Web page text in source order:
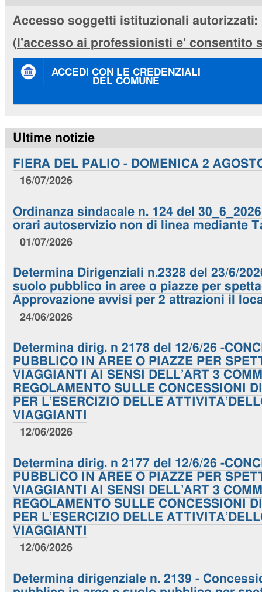
Accesso soggetti istituzionali autorizzati:
( l'accesso ai professionisti e' consentito
ACCEDI CON LE CREDENZIALI
DEL COMUNE
Ultime notizie
FIERA DEL PALIO - DOMENICA 2
16/07/2026
Ordinanza sindacale n. 124 del
orari autoservizio non di linea mediante
01/07/2026
Determina Dirigenziali n.2328 del 23/6/
suolo pubblico in aree o piazze per
Approvazione avvisi per 2 attrazioni il
24/06/2026
Determina dirig. n 2178 del 12/6/26 -
PUBBLICO IN AREE O PIAZZE PER
VIAGGIANTI AI SENSI DELL’ART 3
REGOLAMENTO SULLE CONCESSIONI
PER L’ESERCIZIO DELLE
VIAGGIANTI
12/06/2026
Determina dirig. n 2177 del 12/6/26 -
PUBBLICO IN AREE O PIAZZE PER
VIAGGIANTI AI SENSI DELL’ART 3
REGOLAMENTO SULLE CONCESSIONI
PER L’ESERCIZIO DELLE
VIAGGIANTI
12/06/2026
Determina dirigenziale n. 2139 -